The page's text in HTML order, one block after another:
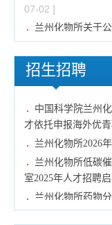
07-02 ]
兰州化物所关于
05-20 ]
兰州化物所报废
05-18 ]
05-08 ]
兰州化物所关于
[ 2026-05-08 ]
兰州化物所出租
招生招聘
中国科学院兰州
才依托申报海外优青
兰州化物所2026
兰州化物所低碳
室2025年人才招聘
兰州化物所药物
02-26]